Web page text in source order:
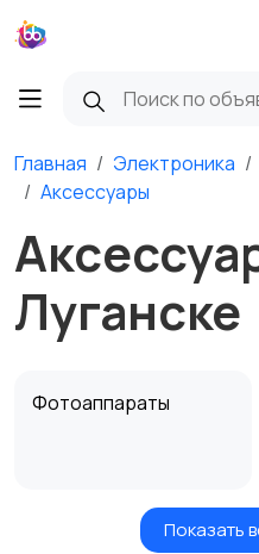
Главная Электроника
Аксессуары
Луганске
Фотоаппараты
Видеонаблюдение
Показать